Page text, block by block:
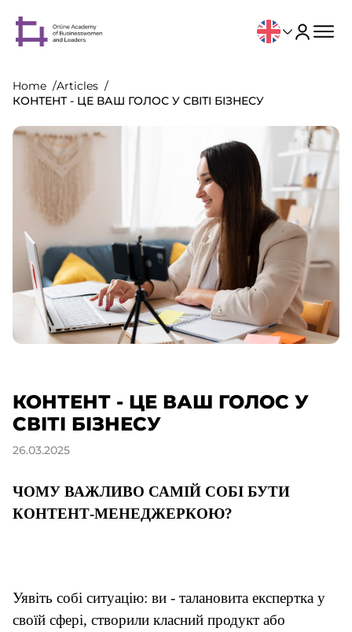
Home
Articles
КОНТЕНТ - ЦЕ ВАШ ГОЛОС У СВІТІ БІЗНЕСУ
КОНТЕНТ - ЦЕ ВАШ ГОЛОС У
СВІТІ БІЗНЕСУ
26.03.2025
ЧОМУ ВАЖЛИВО САМІЙ СОБІ БУТИ
КОНТЕНТ-МЕНЕДЖЕРКОЮ?
Уявіть собі ситуацію: ви - талановита експертка у
своїй сфері, створили класний продукт або